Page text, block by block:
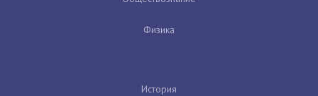
Физика
История